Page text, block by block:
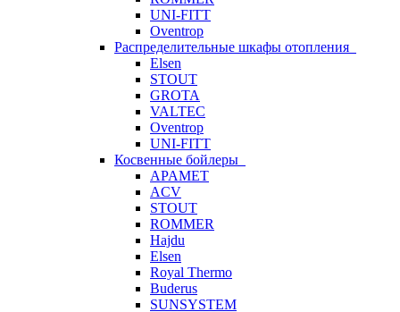
UNI-FITT
Oventrop
Распределительные шкафы отопления
Elsen
STOUT
GROTA
VALTEC
Oventrop
UNI-FITT
Косвенные бойлеры
APAMET
ACV
STOUT
ROMMER
Hajdu
Elsen
Royal Thermo
Buderus
SUNSYSTEM